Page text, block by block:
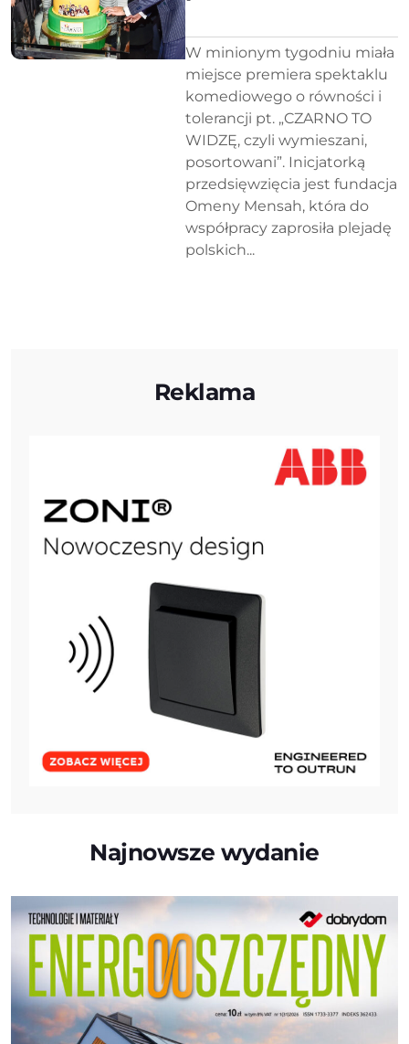
W minionym tygodniu miała
miejsce premiera spektaklu
komediowego o równości i
tolerancji pt. „CZARNO TO
WIDZĘ, czyli wymieszani,
posortowani”. Inicjatorką
przedsięwzięcia jest fundacja
Omeny Mensah, która do
współpracy zaprosiła plejadę
polskich...
Reklama
Najnowsze wydanie